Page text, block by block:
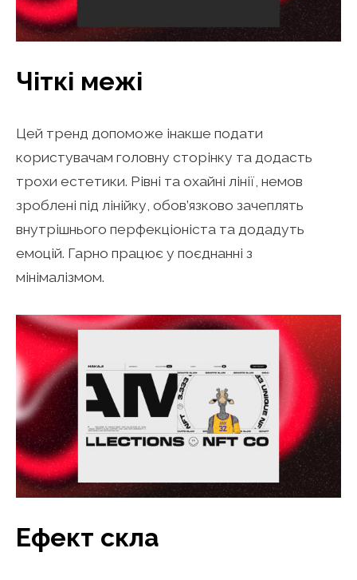
Чіткі межі
Цей тренд допоможе інакше подати
користувачам головну сторінку та додасть
трохи естетики. Рівні та охайні лінії, немов
зроблені під лінійку, обов’язково зачеплять
внутрішнього перфекціоніста та додадуть
емоцій. Гарно працює у поєднанні з
мінімалізмом.
Ефект скла